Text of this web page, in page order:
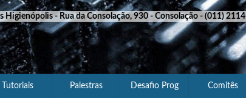
Higienópolis - Rua da Consolação, 930 - Consolação - (011)
Tutoriais Palestras Desafio Prog Comitês